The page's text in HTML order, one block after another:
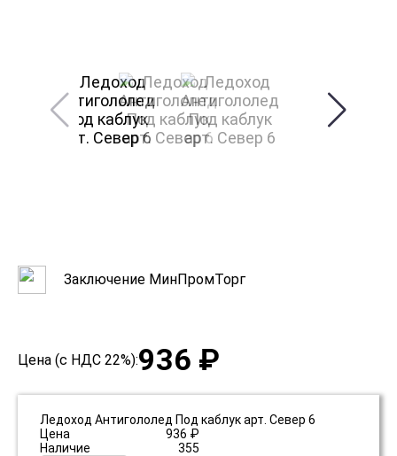
Заключение МинПромТорг
Цена (с НДС 22%):936 ₽
Ледоход Антигололед Под каблук арт. Север 6
Цена
936 ₽
Наличие
355